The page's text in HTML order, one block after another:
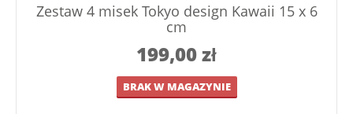
Zestaw 4 misek Tokyo design Kawaii 15 x 6
cm
199,00zł
BRAK W MAGAZYNIE